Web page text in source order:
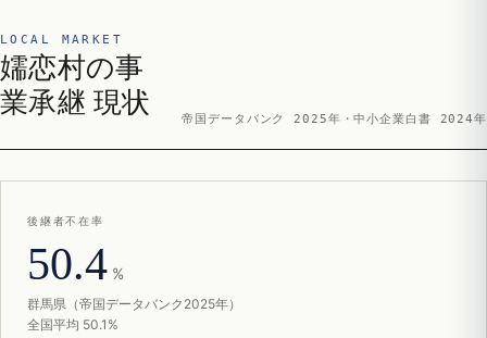
LOCAL MARKET
嬬恋村の事
業承継 現状
帝国データバンク 2025年・中小企業白書 2024年
後継者不在率
50.4 %
群馬県（帝国データバンク2025年）
全国平均 50.1%